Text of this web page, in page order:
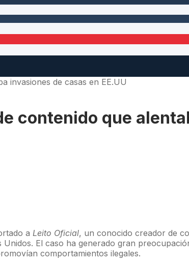
invasiones de casas en EE.UU
contenido que
a Leito Oficial, un conocido creador de
El caso ha generado gran
comportamientos ilegales.